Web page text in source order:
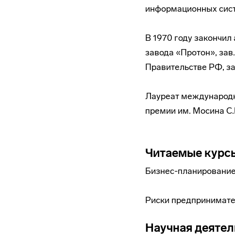
информационных
В 1970 году
завода «Протон»,
Правительстве РФ,
Лауреат
премии им. Мосина
Читаемые
Бизнес-планирование
Риски
Научная